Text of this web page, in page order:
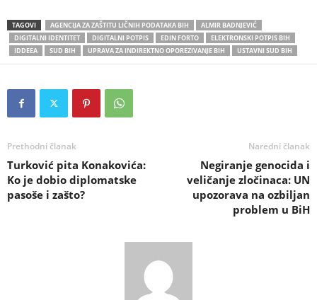
TAGOVI AGENCIJA ZA ZAŠTITU LIČNIH PODATAKA BIH
ALMIR BADNJEVIĆ
DIGITALNI IDENTITET
DIGITALNI POTPIS EDIN FORTO
ELEKTRONSKI POTPIS BIH
IDDEEA
SUD BIH UPRAVA ZA INDIREKTNO OPOREZIVANJE BIH USTAVNI SUD BIH
Prethodni članak
Turković pita Konakovića:
Ko je dobio diplomatske
pasoše i zašto?
Naredni članak
Negiranje genocida i
veličanje zločinaca: UN
upozorava na ozbiljan
problem u BiH